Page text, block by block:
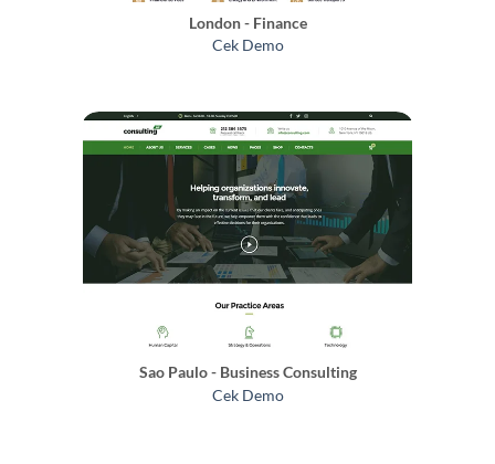
London - Finance
Cek Demo
Sao Paulo - Business Consulting
Cek Demo